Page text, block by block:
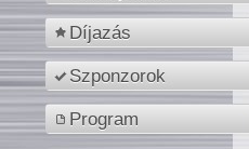
Díjazás
Szponzorok
Program